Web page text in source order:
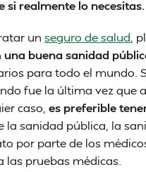
si realmente lo necesitas.
un seguro de salud ,
una buena sanidad
para todo el mundo.
fue la última vez que
caso, es preferible
la sanidad pública, la
por parte de los
las pruebas médicas.